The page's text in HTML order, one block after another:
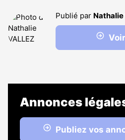
Publié par Nathalie
Annonces
Publiez vos